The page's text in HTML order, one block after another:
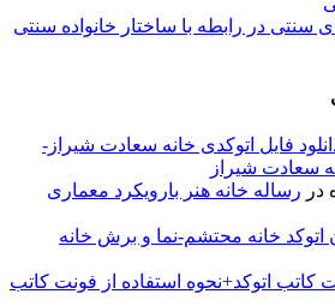
سنتی در رابطه با ساختار خانواده سنتی
فایل اتوکدی خانه سعادت شیراز-
سعادت شیراز
در رساله خانه هنر بارویکرد معماری
اتوکد خانه محتشم-نما و برش خانه
کاتب اتوکد+نحوه استفاده از فونت کاتب